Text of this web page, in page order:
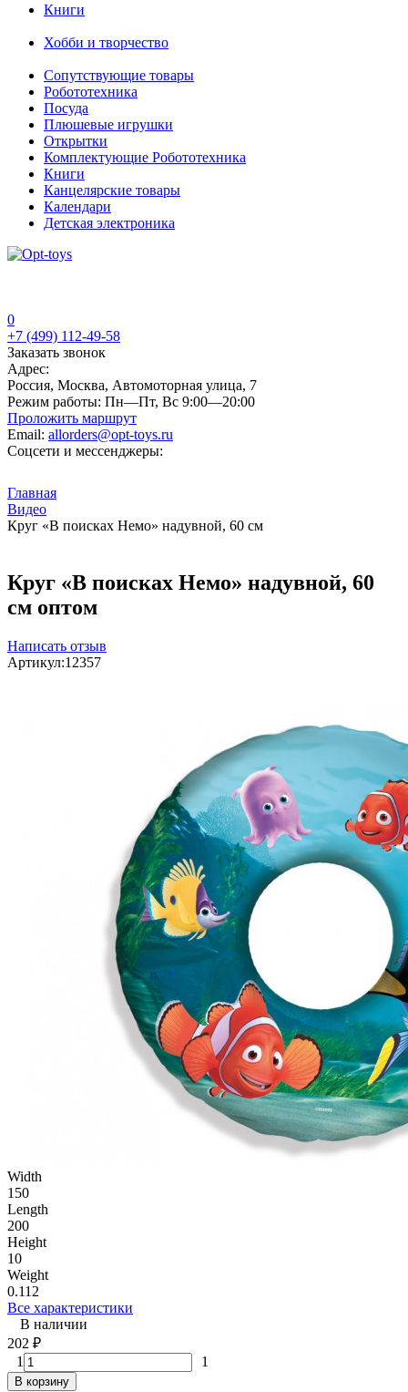
Книги
Хобби и творчество
Сопутствующие товары
Робототехника
Посуда
Плюшевые игрушки
Открытки
Комплектующие Робототехника
Книги
Канцелярские товары
Календари
Детская электроника
0
+7 (499) 112-49-58
Заказать звонок
Адрес:
Россия, Москва, Автомоторная улица, 7
Режим работы: Пн—Пт, Вс 9:00—20:00
Проложить маршрут
Email: allorders@opt-toys.ru
Соцсети и мессенджеры:
Главная
Видео
Круг «В поисках Немо» надувной, 60 см
Круг «В поисках Немо» надувной, 60
см оптом
Написать отзыв
Артикул:12357
Width
150
Length
200
Height
10
Weight
0.112
Все характеристики
В наличии
202 ₽
1
1
В корзину